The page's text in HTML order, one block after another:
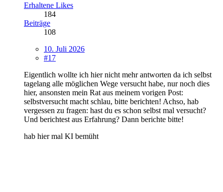
Erhaltene Likes
184
Beiträge
108
10. Juli 2026
#17
Eigentlich wollte ich hier nicht mehr antworten da ich selbst
tagelang alle möglichen Wege versucht habe, nur noch dies
hier, ansonsten mein Rat aus meinem vorigen Post:
selbstversucht macht schlau, bitte berichten! Achso, hab
vergessen zu fragen: hast du es schon selbst mal versucht?
Und berichtest aus Erfahrung? Dann berichte bitte!
hab hier mal KI bemüht